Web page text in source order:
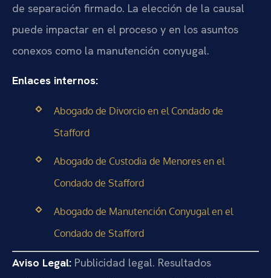
de separación firmado. La elección de la causal
puede impactar en el proceso y en los asuntos
conexos como la manutención conyugal.
Enlaces internos:
Abogado de Divorcio en el Condado de
Stafford
Abogado de Custodia de Menores en el
Condado de Stafford
Abogado de Manutención Conyugal en el
Condado de Stafford
Aviso Legal: Publicidad legal. Resultados